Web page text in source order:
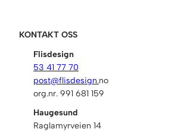
KONTAKT OSS
Flisdesign
53 41 77 70
post@flisdesign.no
org.nr. 991 681 159
Haugesund
Raglamyrveien 14